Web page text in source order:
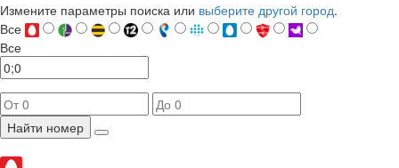
Измените параметры поиска или выберите другой город.
Все
Все
Найти номер